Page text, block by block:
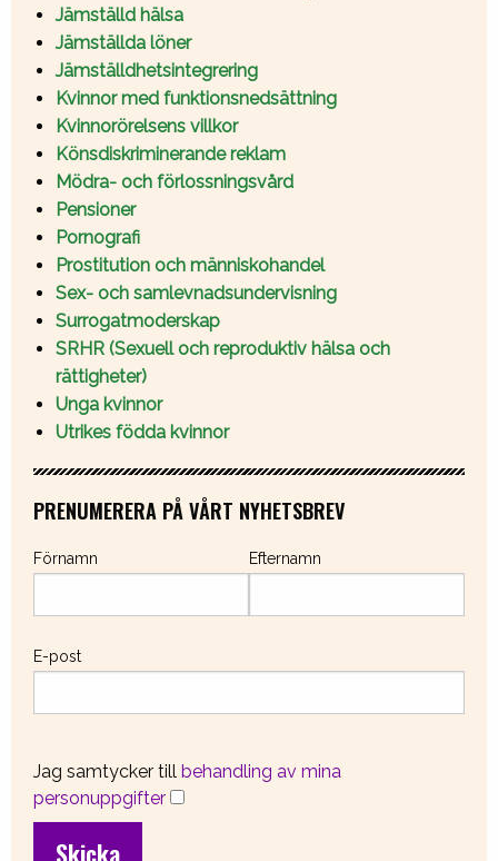
Jämställd hälsa
Jämställda löner
Jämställdhetsintegrering
Kvinnor med funktionsnedsättning
Kvinnorörelsens villkor
Könsdiskriminerande reklam
Mödra- och förlossningsvård
Pensioner
Pornografi
Prostitution och människohandel
Sex- och samlevnadsundervisning
Surrogatmoderskap
SRHR (Sexuell och reproduktiv hälsa och
rättigheter)
Unga kvinnor
Utrikes födda kvinnor
PRENUMERERA PÅ VÅRT NYHETSBREV
Förnamn Efternamn
E-post
Jag samtycker till behandling av mina
personuppgifter